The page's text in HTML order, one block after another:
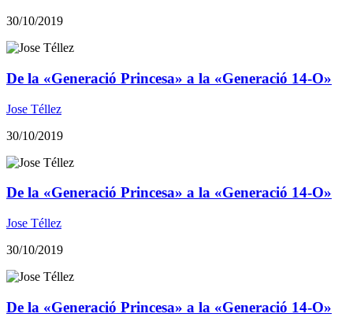
30/10/2019
De la «Generació Princesa» a la «Generació 14-O»
Jose Téllez
30/10/2019
De la «Generació Princesa» a la «Generació 14-O»
Jose Téllez
30/10/2019
De la «Generació Princesa» a la «Generació 14-O»